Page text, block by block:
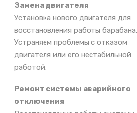
Замена двигателя
Установка нового двигателя для
восстановления работы барабана.
Устраняем проблемы с отказом
двигателя или его нестабильной
работой.
Ремонт системы аварийного
отключения